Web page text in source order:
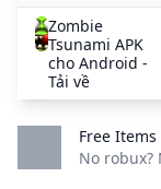
Zombie
Tsunami APK
cho Android -
Tải về